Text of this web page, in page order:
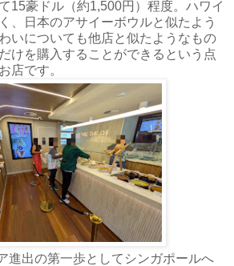
15豪ドル（約1,500円）程度。ハワイ
、日本のアサイーボウルと似たよう
いについても他店と似たようなもの
けを購入することができるという点
店です。
進出の第一歩としてシンガポールへ